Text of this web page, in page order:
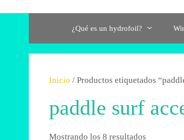
¿Qué es un hydrofoil?
Inicio / Productos etiquetados
paddle surf
Mostrando los 8 resultados